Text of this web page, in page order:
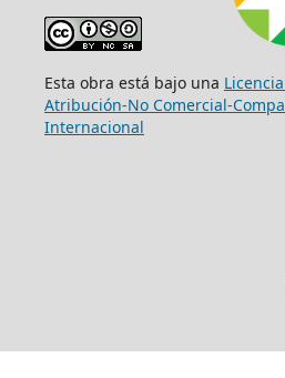
Esta obra está bajo una
Atribución-No Comercial-
Internacional